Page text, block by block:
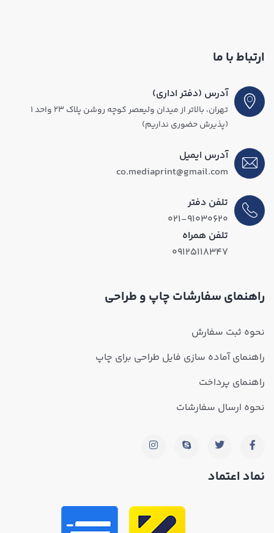
ارتباط با ما
آدرس (دفتر اداری)
تهران، بالاتر از میدان ولیعصر کوچه روشن پلاک ۲۳ واحد ۱
(پذیرش حضوری نداریم)
آدرس ایمیل
co.mediaprint@gmail.com
تلفن دفتر
۰۲۱-۹۱۰۳۰۶۲۰
تلفن همراه
۰۹۱۲۵۱۱۸۳۴۷
راهنمای سفارشات چاپ و طراحی
نحوه ثبت سفارش
راهنمای آماده سازی فایل طراحی برای چاپ
راهنمای پرداخت
نحوه ارسال سفارشات
نماد اعتماد